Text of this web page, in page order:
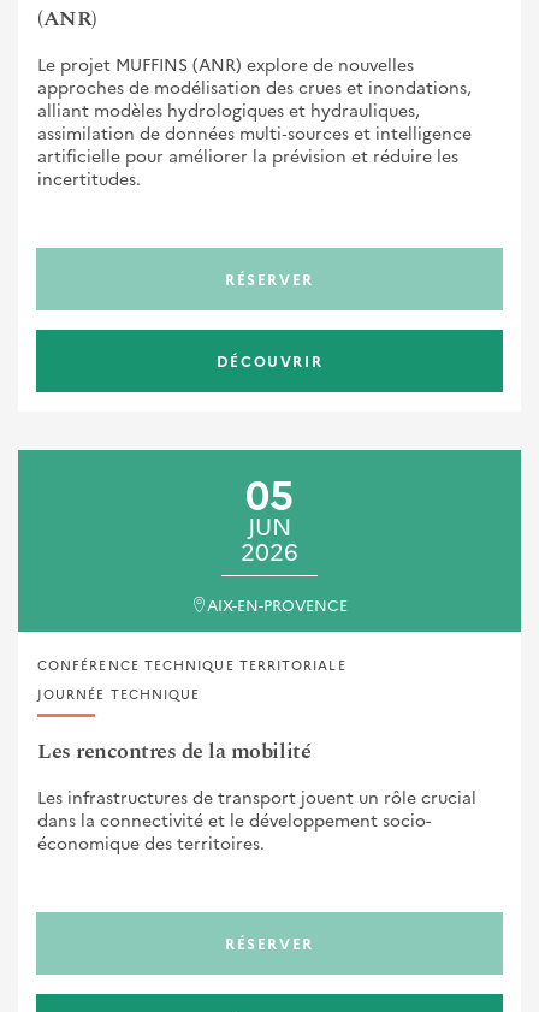
(ANR)
Le projet MUFFINS (ANR) explore de nouvelles
approches de modélisation des crues et inondations,
alliant modèles hydrologiques et hydrauliques,
assimilation de données multi‑sources et intelligence
artificielle pour améliorer la prévision et réduire les
incertitudes.
RÉSERVER
DÉCOUVRIR
05
JUN
2026
AIX-EN-PROVENCE
CONFÉRENCE TECHNIQUE TERRITORIALE
JOURNÉE TECHNIQUE
Les rencontres de la mobilité
Les infrastructures de transport jouent un rôle crucial
dans la connectivité et le développement socio-
économique des territoires.
RÉSERVER